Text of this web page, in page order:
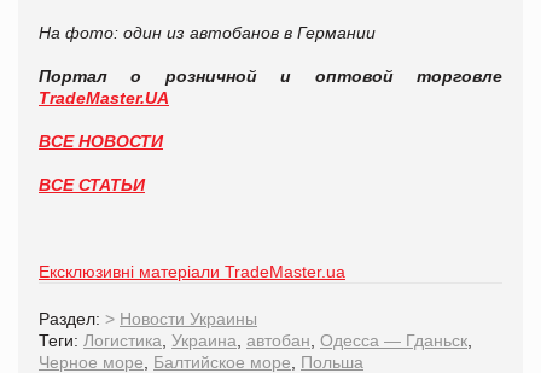
На фото: один из автобанов в Германии
Портал о розничной и оптовой торговле
TradeMaster.UA
ВСЕ НОВОСТИ
ВСЕ СТАТЬИ
Ексклюзивні матеріали TradeMaster.ua
Раздел: > Новости Украины
Теги: Логистика Украина автобан Одесса — Гданьск
Черное море
Балтийское море Польша